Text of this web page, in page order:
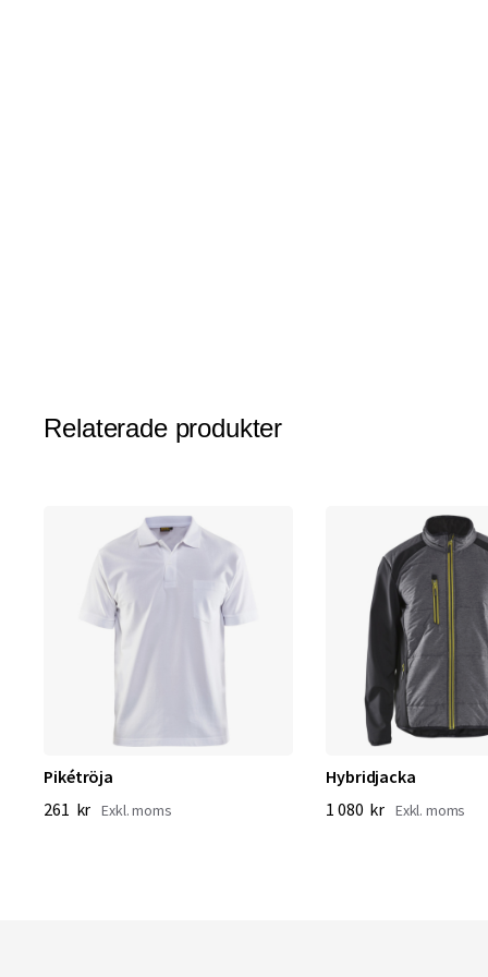
Relaterade produkter
Pikétröja
261 kr
Hybridjacka
1 080 kr